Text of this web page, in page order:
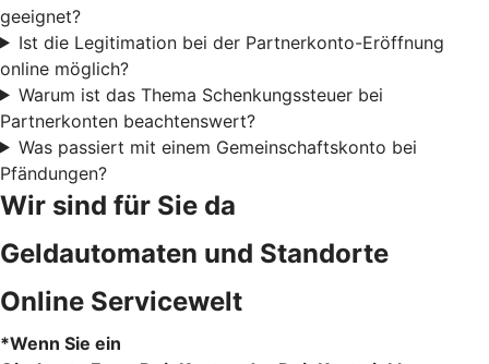
geeignet?
Ist die Legitimation bei der Partnerkonto-Eröffnung
online möglich?
Warum ist das Thema Schenkungssteuer bei
Partnerkonten beachtenswert?
Was passiert mit einem Gemeinschaftskonto bei
Pfändungen?
Wir sind für Sie da
Geldautomaten und Standorte
Online Servicewelt
*Wenn Sie ein